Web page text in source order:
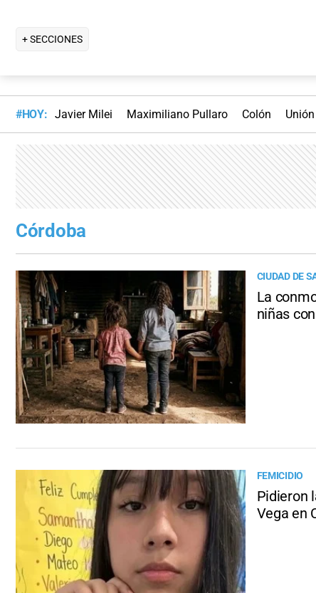
+ SECCIONES
#HOY: Javier Milei Maximiliano Pullaro Colón Unión
Córdoba
CIUDAD DE
La
niñas
FEMICIDIO
Pidieron
Vega en